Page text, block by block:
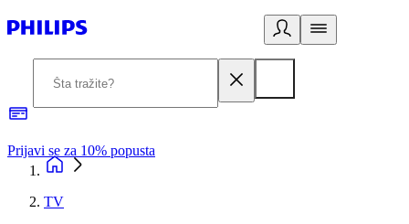
Prijavi se za 10% popusta
TV